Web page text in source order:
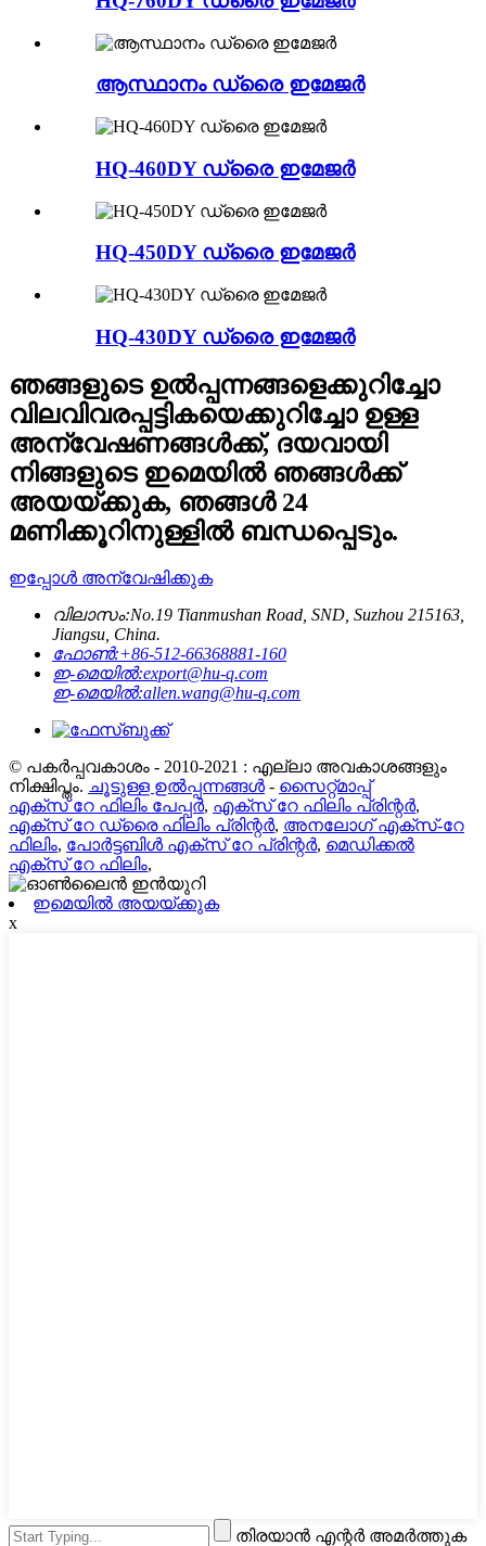
ആസ്ഥാനം ഡ്രൈ ഇമേജർ
HQ-460DY ഡ്രൈ ഇമേജർ
HQ-450DY ഡ്രൈ ഇമേജർ
HQ-430DY ഡ്രൈ ഇമേജർ
ഞങ്ങളുടെ ഉൽപ്പന്നങ്ങളെക്കുറിച്ചോ
വിലവിവരപ്പട്ടികയെക്കുറിച്ചോ ഉള്ള
അന്വേഷണങ്ങൾക്ക്, ദയവായി
നിങ്ങളുടെ ഇമെയിൽ ഞങ്ങൾക്ക്
അയയ്ക്കുക, ഞങ്ങൾ 24
മണിക്കൂറിനുള്ളിൽ ബന്ധപ്പെടും.
ഇപ്പോൾ അന്വേഷിക്കുക
വിലാസം:No.19 Tianmushan Road, SND, Suzhou 215163,
Jiangsu, China.
ഫോൺ:+86-512-66368881-160
ഇ-മെയിൽ:export@hu-q.com
ഇ-മെയിൽ:allen.wang@hu-q.com
© പകർപ്പവകാശം - 2010-2021 : എല്ലാ അവകാശങ്ങളും
നിക്ഷിപ്തം. ചൂടുള്ള ഉൽപ്പന്നങ്ങൾ - സൈറ്റ്മാപ്പ്
എക്സ് റേ ഫിലിം പേപ്പർ, എക്സ് റേ ഫിലിം പ്രിന്റർ,
എക്സ് റേ ഡ്രൈ ഫിലിം പ്രിന്റർ, അനലോഗ് എക്സ്-റേ
ഫിലിം, പോർട്ടബിൾ എക്സ് റേ പ്രിന്റർ, മെഡിക്കൽ
എക്സ് റേ ഫിലിം,
ഇമെയിൽ അയയ്ക്കുക
x
തിരയാൻ എന്റർ അമർത്തുക